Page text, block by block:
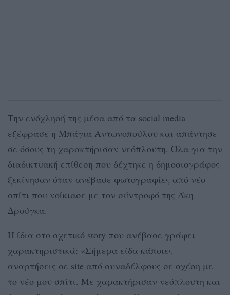
Την ενόχλησή της μέσα από τα social media
εξέφρασε η Μπάγια Αντωνοπούλου και απάντησε
σε όσους τη χαρακτήρισαν νεόπλουτη. Όλα για την
διαδικτυακή επίθεση που δέχτηκε η δημοσιογράφος
ξεκίνησαν όταν ανέβασε φωτογραφίες από νέο
σπίτι που νοίκιασε με τον σύντροφό της Άκη
Δρούγκα.
Η ίδια στο σχετικό story που ανέβασε γράφει
χαρακτηριστικά: «Σήμερα είδα κάποιες
αναρτήσεις σε site από συναδέλφους σε σχέση με
το νέο μου σπίτι. Με χαρακτήρισαν νεόπλουτη και